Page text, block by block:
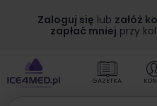
Zaloguj się lub załóż
zapłać mniej przy
GAZETKA